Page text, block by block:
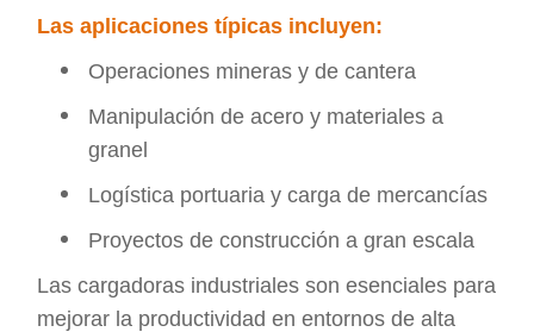
Las aplicaciones típicas incluyen:
Operaciones mineras y de cantera
Manipulación de acero y materiales a
granel
Logística portuaria y carga de mercancías
Proyectos de construcción a gran escala
Las cargadoras industriales son esenciales para
mejorar la productividad en entornos de alta